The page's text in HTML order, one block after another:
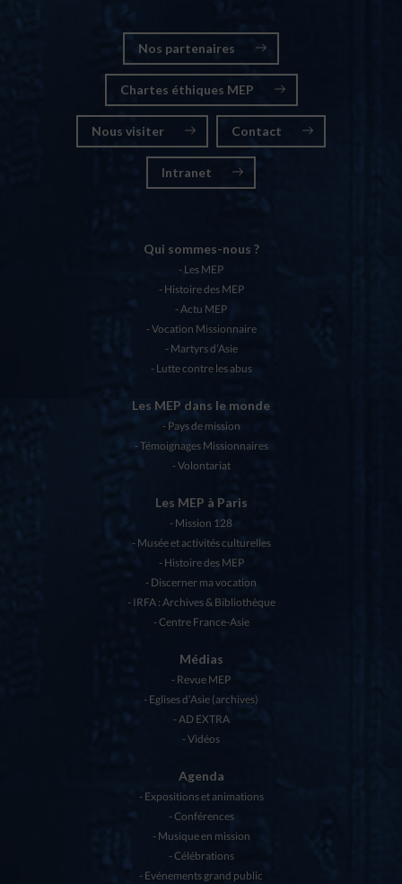
Nos partenaires
Chartes éthiques MEP
Nous visiter Contact
Intranet
Qui sommes-nous ?
Les MEP
Histoire des MEP
Actu MEP
Vocation Missionnaire
Martyrs d’Asie
Lutte contre les abus
Les MEP dans le monde
Pays de mission
Témoignages Missionnaires
Volontariat
Les MEP à Paris
Mission 128
Musée et activités culturelles
Histoire des MEP
Discerner ma vocation
IRFA : Archives & Bibliothèque
Centre France-Asie
Médias
Revue MEP
Eglises d’Asie (archives)
AD EXTRA
Vidéos
Agenda
Expositions et animations
Conférences
Musique en mission
Célébrations
Evénements grand public